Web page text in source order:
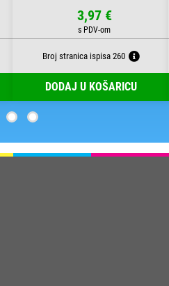
3,97 €
Broj stranica ispisa 260
DODAJ U KOŠARICU